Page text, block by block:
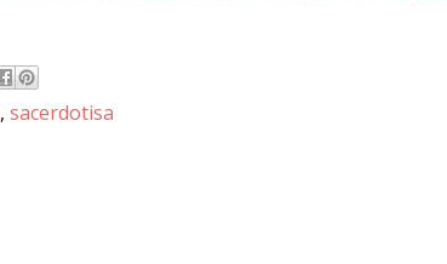
,sacerdotisa